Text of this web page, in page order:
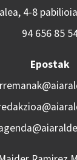
4-8
94 656 85
Epostak